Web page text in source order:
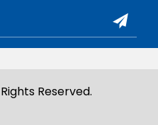
Reserved.